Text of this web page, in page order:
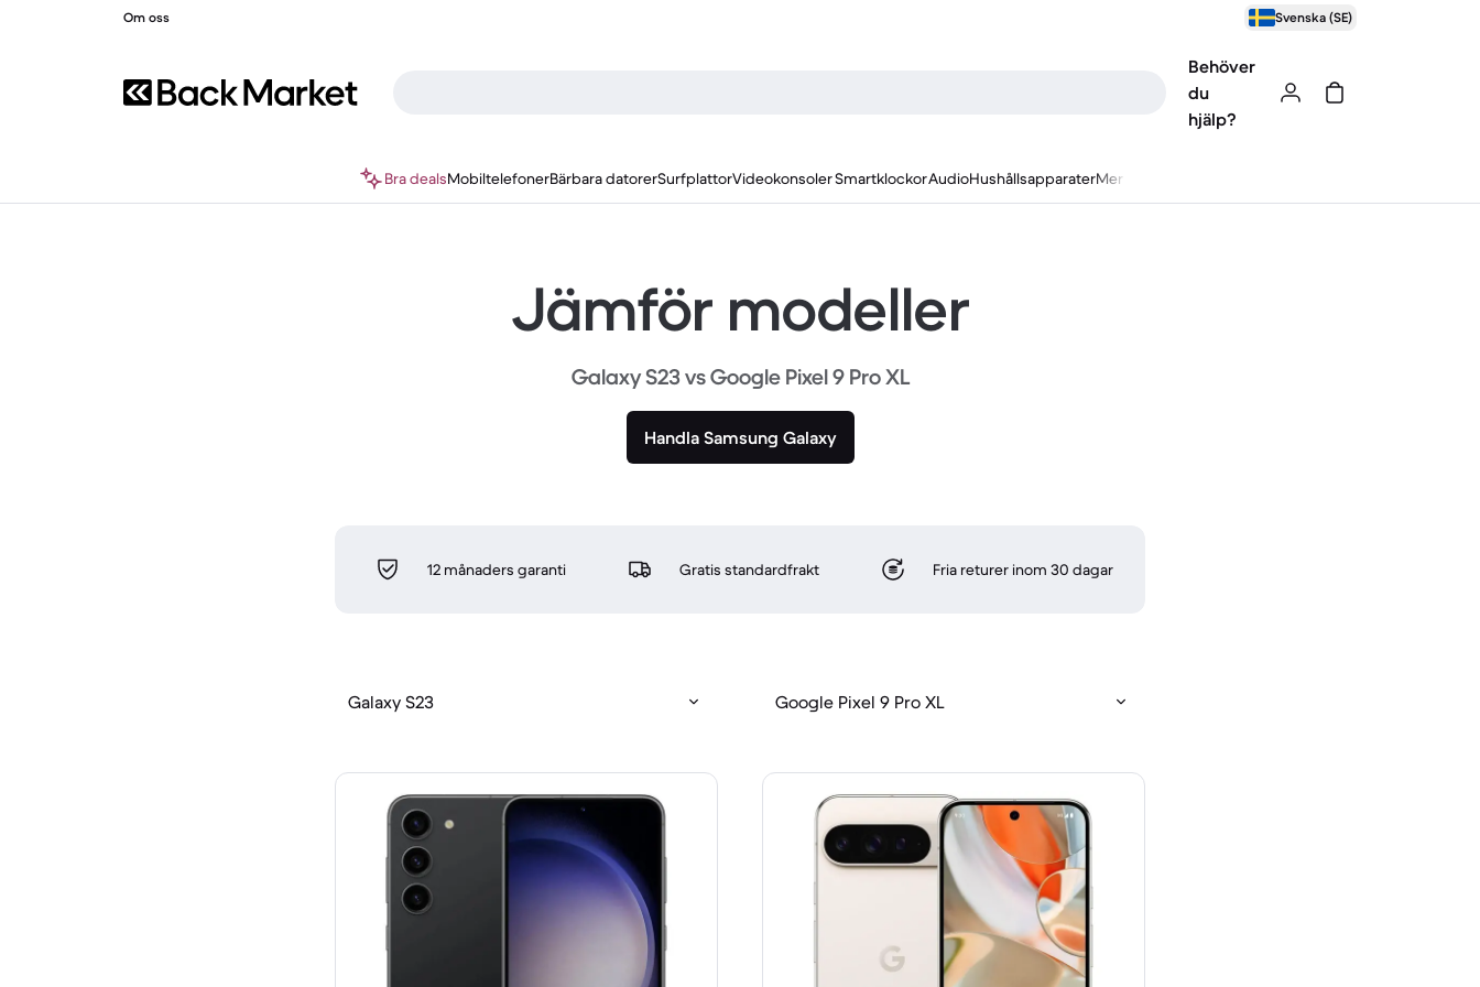
Om oss Svenska (SE)
Behöver
du
hjälp?
Bra dealsMobiltelefonerBärbara datorerSurfplattorVideokonsolerSmartklockorAudioHushållsapparaterMer
Jämför modeller
Galaxy S23 vs Google Pixel 9 Pro XL
Handla Samsung Galaxy
12 månaders garanti Gratis standardfrakt Fria returer inom 30 dagar
Galaxy S23 Google Pixel 9 Pro XL